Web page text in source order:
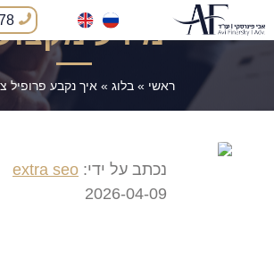
מידע
ראשי »בלוג »איך נקבע פרופיל
נכתב על ידי: extra seo
2026-04-09